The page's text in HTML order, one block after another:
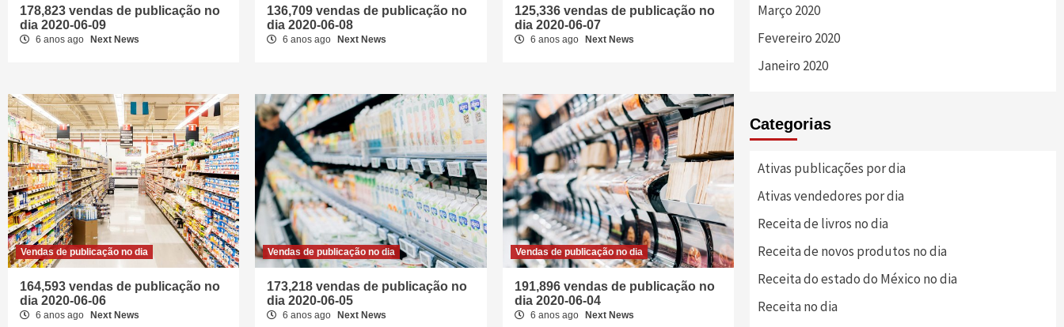
178,823 vendas de publicação no
dia 2020-06-09
6 anos ago Next News
136,709 vendas de publicação no
dia 2020-06-08
6 anos ago Next News
125,336 vendas de publicação no
dia 2020-06-07
6 anos ago Next News
Vendas de publicação no dia
164,593 vendas de publicação no
dia 2020-06-06
6 anos ago Next News
Vendas de publicação no dia
173,218 vendas de publicação no
dia 2020-06-05
6 anos ago Next News
Vendas de publicação no dia
191,896 vendas de publicação no
dia 2020-06-04
6 anos ago Next News
Março 2020
Fevereiro 2020
Janeiro 2020
Categorias
Ativas publicações por dia
Ativas vendedores por dia
Receita de livros no dia
Receita de novos produtos no dia
Receita do estado do México no dia
Receita no dia